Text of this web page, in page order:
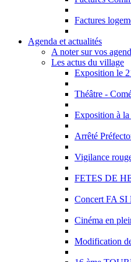
Factures
Agenda et actualités
A noter sur vos
Les actus du village
Exposition le
Théâtre -
Exposition à
Arrêté
Vigilance
FETES DE
Concert FA
Cinéma en
Modification